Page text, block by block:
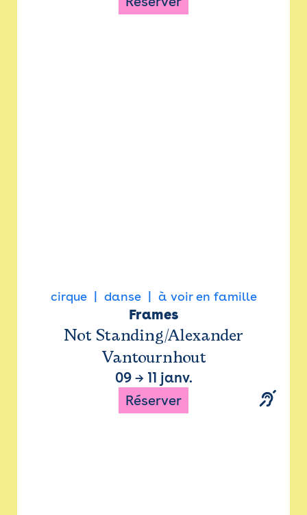
cirque danse à voir en famille
Frames
Not Standing/Alexander
Vantournhout
09→ 11 janv.
Réserver